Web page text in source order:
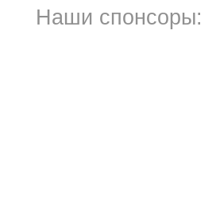
Наши спонсоры: